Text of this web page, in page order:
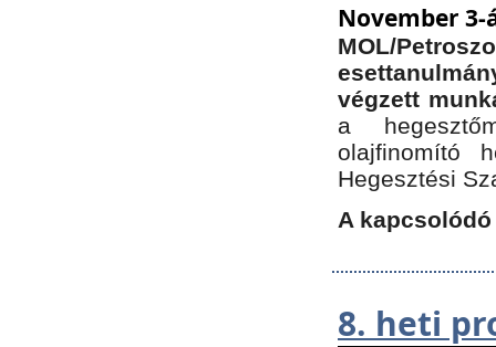
November
MOL/
végzett
a
olajfinomító
Hegesztési
A
8. heti